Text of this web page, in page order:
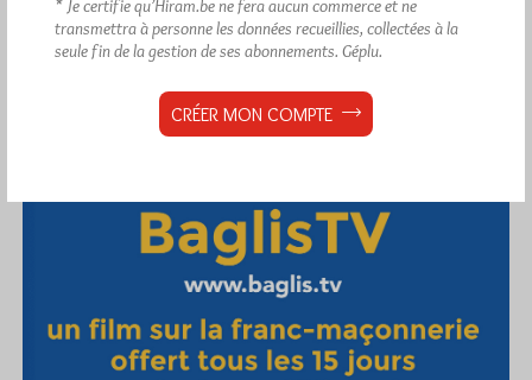
* Je certifie qu’Hiram.be ne fera aucun commerce et ne
transmettra à personne les données recueillies, collectées à la
seule fin de la gestion de ses abonnements. Géplu.
CRÉER MON COMPTE